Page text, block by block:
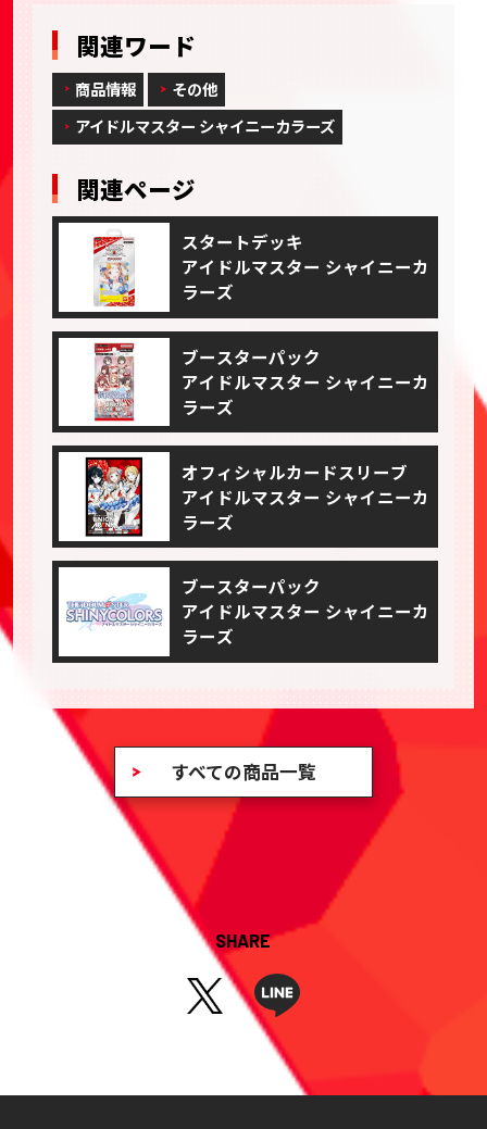
関連ワード
商品情報
その他
アイドルマスター シャイニーカラーズ
関連ページ
スタートデッキ
アイドルマスター シャイニーカ
ラーズ
ブースターパック
アイドルマスター シャイニーカ
ラーズ
オフィシャルカードスリーブ
アイドルマスター シャイニーカ
ラーズ
ブースターパック
アイドルマスター シャイニーカ
ラーズ
すべての商品一覧
SHARE